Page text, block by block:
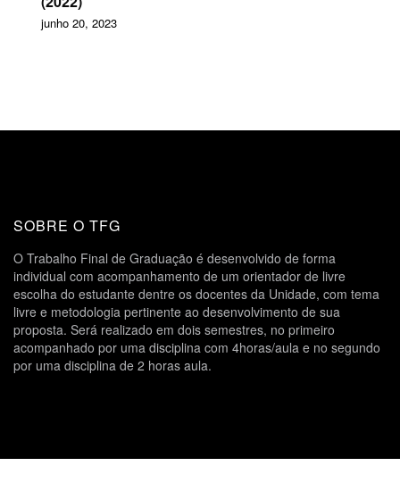
junho 20, 2023
SOBRE O TFG
O Trabalho Final de Graduação é desenvolvido de forma
individual com acompanhamento de um orientador de livre
escolha do estudante dentre os docentes da Unidade, com tema
livre e metodologia pertinente ao desenvolvimento de sua
proposta. Será realizado em dois semestres, no primeiro
acompanhado por uma disciplina com 4horas/aula e no segundo
por uma disciplina de 2 horas aula.